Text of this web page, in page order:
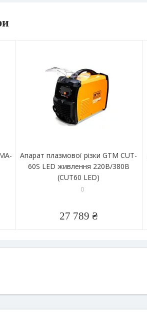
Апарат плазмової різки GTM CUT-
60S LED живлення 220В/380В
(CUT60 LED)
0
27 789 ₴